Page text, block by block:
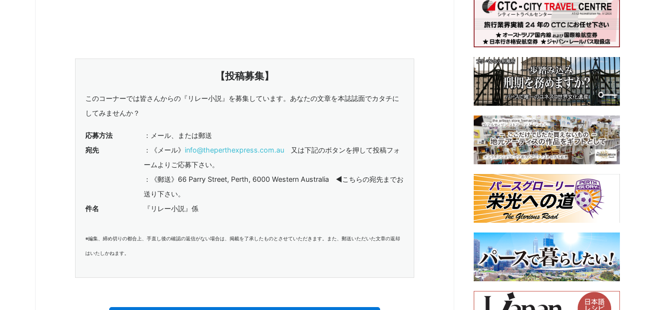
【投稿募集】
このコーナーでは皆さんからの『リレー小説』を募集しています。あなたの文章を本誌誌面でカタチに
してみませんか？
応募方法
：メール、または郵送
宛先
：《メール》 info@theperthexpress.com.au 又は下記のボタンを押して投稿フォ
ームよりご応募下さい。
：《郵送》66 Parry Street, Perth, 6000 Western Australia ◀︎こちらの宛先までお
送り下さい。
件名
『リレー小説』係
※編集、締め切りの都合上、手直し後の確認の返信がない場合は、掲載を了承したものとさせていただきます。また、郵送いただいた文章の返却
はいたしかねます。